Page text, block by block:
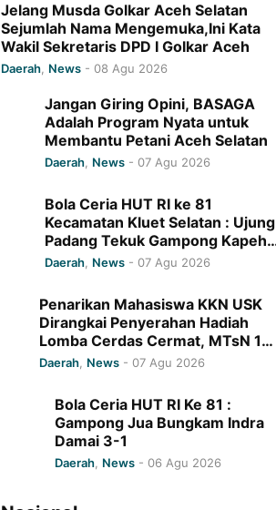
Jelang Musda Golkar Aceh Selatan
Sejumlah Nama Mengemuka,Ini Kata
Wakil Sekretaris DPD I Golkar Aceh
Daerah News - 08 Agu 2026
Jangan Giring Opini, BASAGA
Adalah Program Nyata untuk
Membantu Petani Aceh Selatan
Daerah News -07 Agu 2026
Bola Ceria HUT RI ke 81
Kecamatan Kluet Selatan : Ujung
Padang Tekuk Gampong Kapeh
7-0
Daerah, News- 07 Agu 2026
Penarikan Mahasiswa KKN USK
Dirangkai Penyerahan Hadiah
Lomba Cerdas Cermat, MTsN 1
Pidie Jaya Raih Juara I
Daerah, News- 07 Agu 2026
Bola Ceria HUT RI Ke 81 :
Gampong Jua Bungkam Indra
Damai 3-1
Daerah News -06 Agu 2026